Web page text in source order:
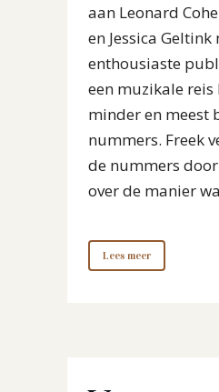
aan Leonard
en Jessica
enthousiaste
een muzikale reis
minder en meest
nummers. Freek
de nummers
over de manier
Lees meer